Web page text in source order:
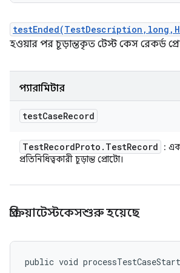
হওয়ার পর চূড়ান্তকৃত টেস্ট কেস রেকর্ড
প্যারামিটার
testCaseRecord
TestRecordProto . TestRecord
:
প্রতিনিধিত্বকারী চূড়ান্ত প্রোটো।
প্রক্রিয়াটেস্টকেসশুরু হয়েছে
public void